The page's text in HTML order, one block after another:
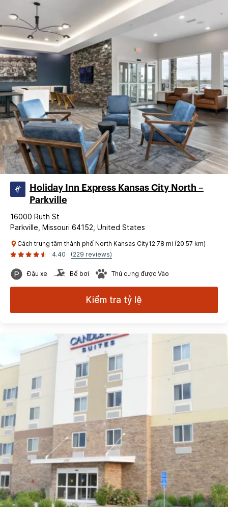
Holiday Inn Express Kansas City North –
Parkville
16000 Ruth St
Parkville, Missouri 64152, United States
Cách trung tâm thành phố North Kansas City12.78 mi (20.57 km)
4.40
(229 reviews)
Đậu xe Bể bơi Thú cưng được Vào
Kiểm tra tỷ lệ